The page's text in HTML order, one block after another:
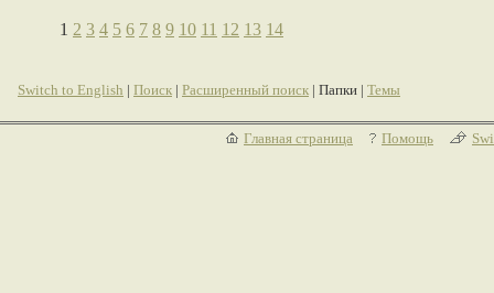
1 2 3 4 5 6 7 8 9 10 11 12 13 14
Switch to English | Поиск | Расширенный поиск | Папки | Темы
Главная страница Помощь